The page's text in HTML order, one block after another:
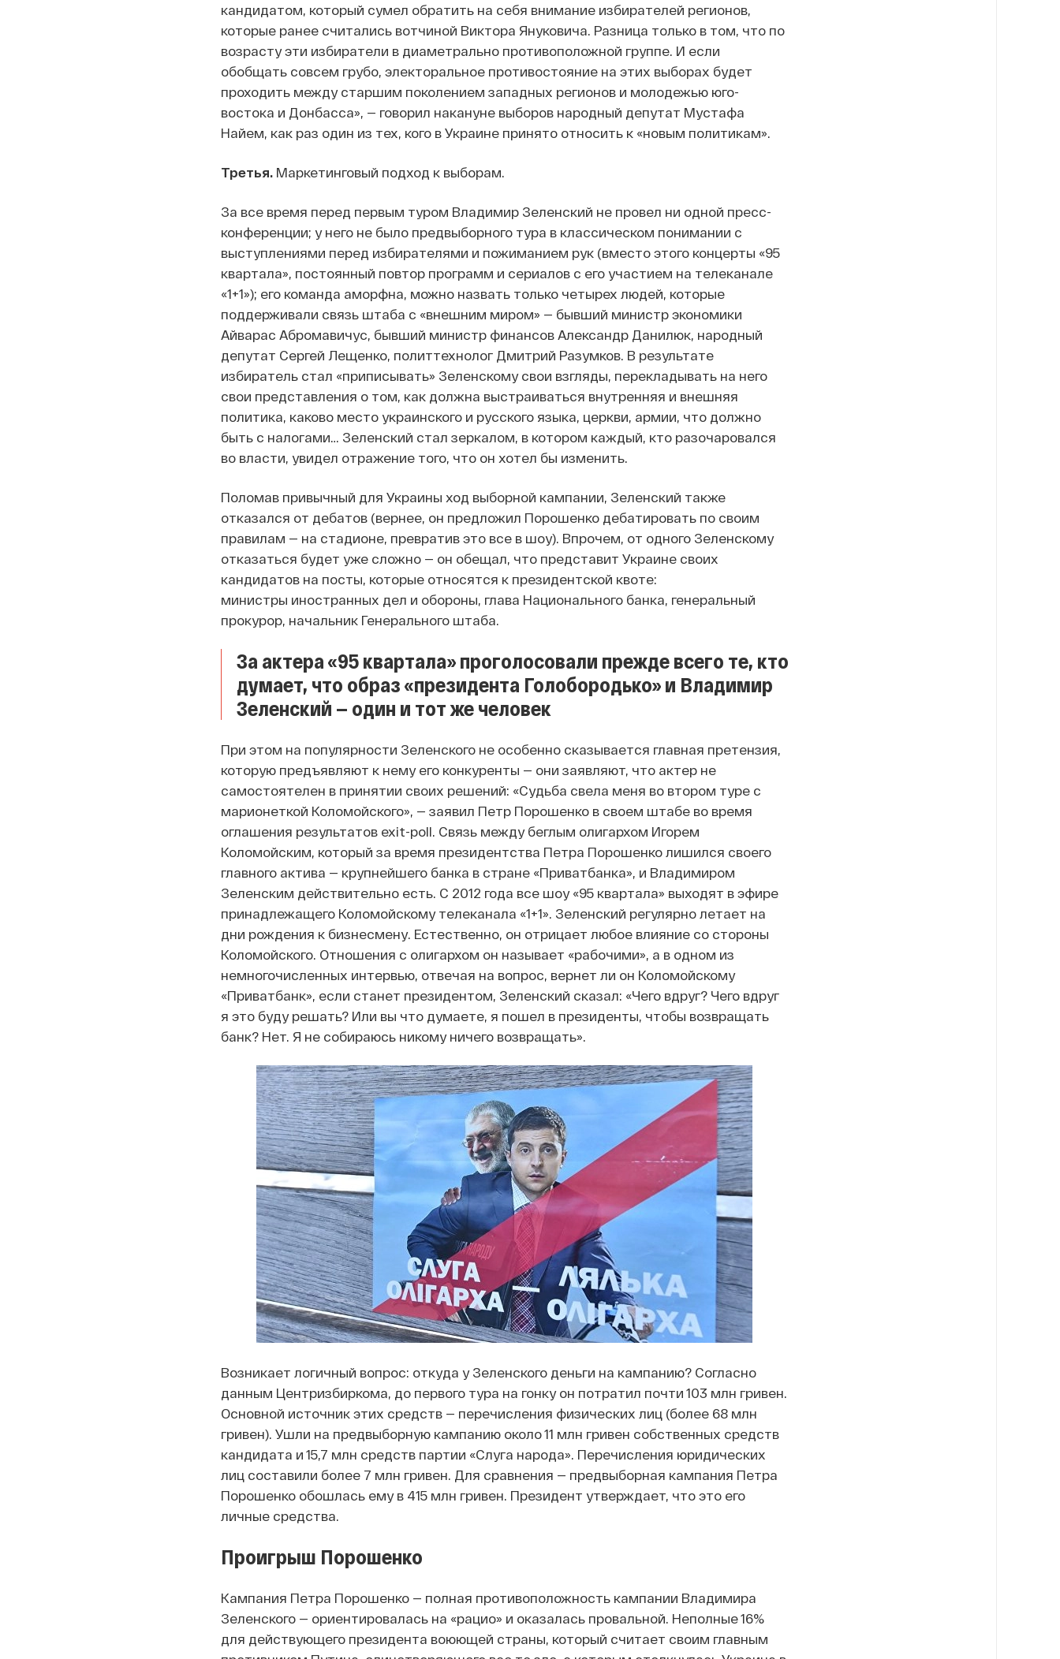
кандидатом, который сумел обратить на себя внимание избирателей регионов,
которые ранее считались вотчиной Виктора Януковича. Разница только в том, что по
возрасту эти избиратели в диаметрально противоположной группе. И если
обобщать совсем грубо, электоральное противостояние на этих выборах будет
проходить между старшим поколением западных регионов и молодежью юго-
востока и Донбасса», — говорил накануне выборов народный депутат Мустафа
Найем, как раз один из тех, кого в Украине принято относить к «новым политикам».
Третья.Маркетинговый подход к выборам.
За все время перед первым туром Владимир Зеленский не провел ни одной пресс-
конференции; у него не было предвыборного тура в классическом понимании с
выступлениями перед избирателями и пожиманием рук (вместо этого концерты «95
квартала», постоянный повтор программ и сериалов с его участием на телеканале
«1+1»); его команда аморфна, можно назвать только четырех людей, которые
поддерживали связь штаба с «внешним миром» — бывший министр экономики
Айварас Абромавичус, бывший министр финансов Александр Данилюк, народный
депутат Сергей Лещенко, политтехнолог Дмитрий Разумков. В результате
избиратель стал «приписывать» Зеленскому свои взгляды, перекладывать на него
свои представления о том, как должна выстраиваться внутренняя и внешняя
политика, каково место украинского и русского языка, церкви, армии, что должно
быть с налогами… Зеленский стал зеркалом, в котором каждый, кто разочаровался
во власти, увидел отражение того, что он хотел бы изменить.
Поломав привычный для Украины ход выборной кампании, Зеленский также
отказался от дебатов (вернее, он предложил Порошенко дебатировать по своим
правилам — на стадионе, превратив это все в шоу). Впрочем, от одного Зеленскому
отказаться будет уже сложно — он обещал, что представит Украине своих
кандидатов на посты, которые относятся к президентской квоте:
министры иностранных дел и обороны, глава Национального банка, генеральный
прокурор, начальник Генерального штаба.
За актера «95 квартала» проголосовали прежде всего те, кто
думает, что образ «президента Голобородько» и Владимир
Зеленский — один и тот же человек
При этом на популярности Зеленского не особенно сказывается главная претензия,
которую предъявляют к нему его конкуренты — они заявляют, что актер не
самостоятелен в принятии своих решений: «Судьба свела меня во втором туре с
марионеткой Коломойского», — заявил Петр Порошенко в своем штабе во время
оглашения результатов exit-poll. Связь между беглым олигархом Игорем
Коломойским, который за время президентства Петра Порошенко лишился своего
главного актива — крупнейшего банка в стране «Приватбанка», и Владимиром
Зеленским действительно есть. С 2012 года все шоу «95 квартала» выходят в эфире
принадлежащего Коломойскому телеканала «1+1». Зеленский регулярно летает на
дни рождения к бизнесмену. Естественно, он отрицает любое влияние со стороны
Коломойского. Отношения с олигархом он называет «рабочими», а в одном из
немногочисленных интервью, отвечая на вопрос, вернет ли он Коломойскому
«Приватбанк», если станет президентом, Зеленский сказал: «Чего вдруг? Чего вдруг
я это буду решать? Или вы что думаете, я пошел в президенты, чтобы возвращать
банк? Нет. Я не собираюсь никому ничего возвращать».
Возникает логичный вопрос: откуда у Зеленского деньги на кампанию? Согласно
данным Центризбиркома, до первого тура на гонку он потратил почти 103 млн гривен.
Основной источник этих средств — перечисления физических лиц (более 68 млн
гривен). Ушли на предвыборную кампанию около 11 млн гривен собственных средств
кандидата и 15,7 млн средств партии «Слуга народа». Перечисления юридических
лиц составили более 7 млн гривен. Для сравнения — предвыборная кампания Петра
Порошенко обошлась ему в 415 млн гривен. Президент утверждает, что это его
личные средства.
Проигрыш Порошенко
Кампания Петра Порошенко — полная противоположность кампании Владимира
Зеленского — ориентировалась на «рацио» и оказалась провальной. Неполные 16%
для действующего президента воюющей страны, который считает своим главным